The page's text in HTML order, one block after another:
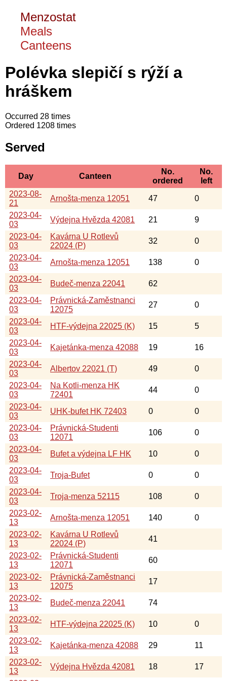
Menzostat
Meals
Canteens
Polévka slepičí s rýží a
hráškem
Occurred 28 times
Ordered 1208 times
Served
Day Canteen
No.
ordered
No.
left
2023-08-
21
Arnošta-menza 12051 47
0
2023-04-
03
Výdejna Hvězda 42081 21
9
2023-04-
03
Kavárna U Rotlevů
22024 (P)
32
0
2023-04-
03
Arnošta-menza 12051 138
0
2023-04-
03
Budeč-menza 22041
62
2023-04-
03
Právnická-Zaměstnanci
12075
27
0
2023-04-
03
HTF-výdejna 22025 (K) 15
5
2023-04-
03
Kajetánka-menza 42088 19
16
2023-04-
03
Albertov 22021 (T) 49
0
2023-04-
03
Na Kotli-menza HK
72401
44
0
2023-04-
03
UHK-bufet HK 72403 0
0
2023-04-
03
Právnická-Studenti
12071
106
0
2023-04-
03
Bufet a výdejna LF HK 10
0
2023-04-
03
Troja-Bufet 0
0
2023-04-
03
Troja-menza 52115 108
0
2023-02-
13
Arnošta-menza 12051 140
0
2023-02-
13
Kavárna U Rotlevů
22024 (P)
41
2023-02-
13
Právnická-Studenti
12071
60
2023-02-
13
Právnická-Zaměstnanci
12075
17
2023-02-
13
Budeč-menza 22041
74
2023-02-
13
HTF-výdejna 22025 (K) 10
0
2023-02-
13
Kajetánka-menza 42088 29
11
2023-02-
13
Výdejna Hvězda 42081 18
17